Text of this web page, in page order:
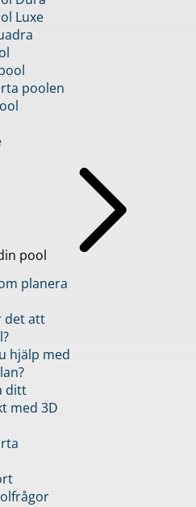
Luxe
poolen
pool
planera
det att
hjälp med
ditt
med 3D